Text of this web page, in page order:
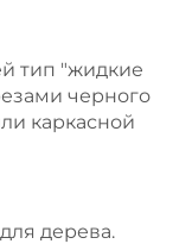
тип "жидкие
черного
каркасной
дерева.